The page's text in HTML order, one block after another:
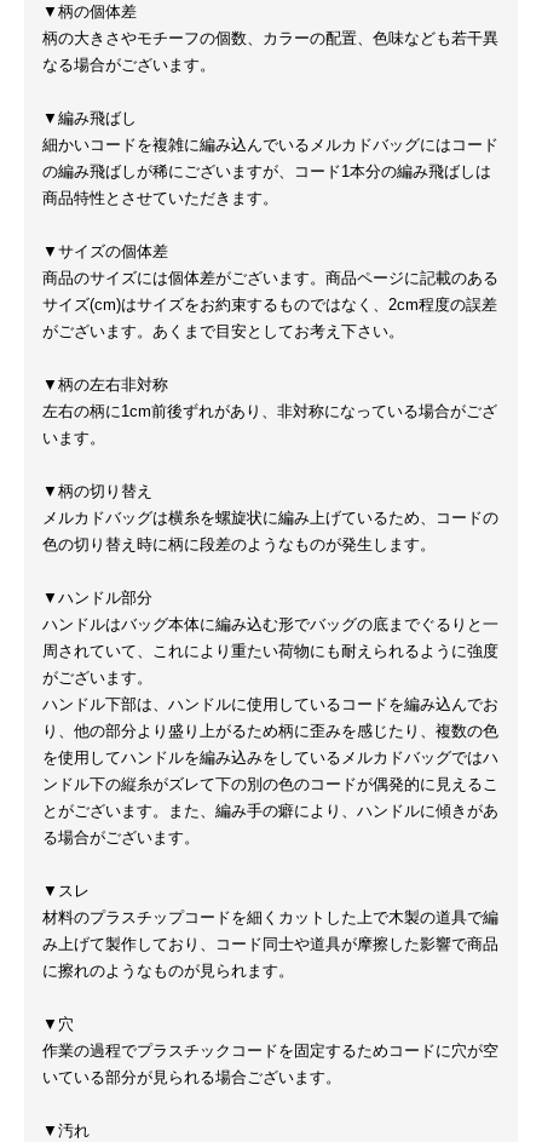
▼柄の個体差
柄の大きさやモチーフの個数、カラーの配置、色味なども若干異
なる場合がございます。
▼編み飛ばし
細かいコードを複雑に編み込んでいるメルカドバッグにはコード
の編み飛ばしが稀にございますが、コード1本分の編み飛ばしは
商品特性とさせていただきます。
▼サイズの個体差
商品のサイズには個体差がございます。商品ページに記載のある
サイズ(cm)はサイズをお約束するものではなく、2cm程度の誤差
がございます。あくまで目安としてお考え下さい。
▼柄の左右非対称
左右の柄に1cm前後ずれがあり、非対称になっている場合がござ
います。
▼柄の切り替え
メルカドバッグは横糸を螺旋状に編み上げているため、コードの
色の切り替え時に柄に段差のようなものが発生します。
▼ハンドル部分
ハンドルはバッグ本体に編み込む形でバッグの底までぐるりと一
周されていて、これにより重たい荷物にも耐えられるように強度
がございます。
ハンドル下部は、ハンドルに使用しているコードを編み込んでお
り、他の部分より盛り上がるため柄に歪みを感じたり、複数の色
を使用してハンドルを編み込みをしているメルカドバッグではハ
ンドル下の縦糸がズレて下の別の色のコードが偶発的に見えるこ
とがございます。また、編み手の癖により、ハンドルに傾きがあ
る場合がございます。
▼スレ
材料のプラスチップコードを細くカットした上で木製の道具で編
み上げて製作しており、コード同士や道具が摩擦した影響で商品
に擦れのようなものが見られます。
▼穴
作業の過程でプラスチックコードを固定するためコードに穴が空
いている部分が見られる場合ございます。
▼汚れ